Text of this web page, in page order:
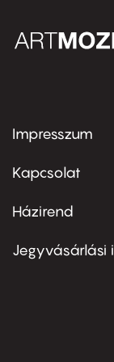
Footer
first
Impresszum
Kapcsolat
Footer
second
Házirend
Jegyvásárlási